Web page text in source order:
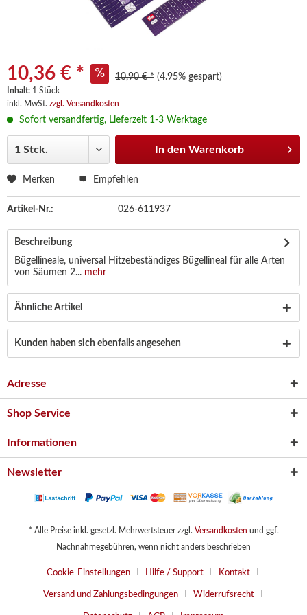
10,36 € * 10,90 € * (4.95% gespart)
Inhalt: 1 Stück
inkl. MwSt. zzgl. Versandkosten
Sofort versandfertig, Lieferzeit 1-3 Werktage
In den Warenkorb
Merken Empfehlen
Artikel-Nr.: 026-611937
Beschreibung
Bügellineale, universal Hitzebeständiges Bügellineal für alle Arten
von Säumen 2... mehr
Ähnliche Artikel
Kunden haben sich ebenfalls angesehen
Adresse
Shop Service
Informationen
Newsletter
* Alle Preise inkl. gesetzl. Mehrwertsteuer zzgl. Versandkosten und ggf.
Nachnahmegebühren, wenn nicht anders beschrieben
Cookie-Einstellungen Hilfe / Support Kontakt
Versand und Zahlungsbedingungen Widerrufsrecht